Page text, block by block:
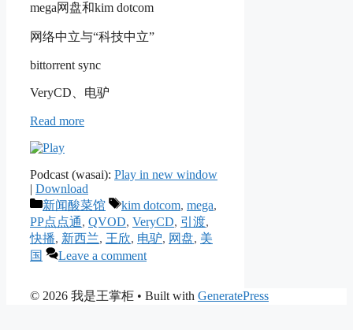
mega网盘和kim dotcom
网络中立与“科技中立”
bittorrent sync
VeryCD、电驴
Read more
Podcast (wasai): Play in new window
Download
Categories
新闻酸菜馆 Tags
kim dotcom, mega,
PP点点通, QVOD, VeryCD, 引渡,
快播, 新西兰, 王欣, 电驴, 网盘, 美
国
Leave a comment
© 2026 我是王掌柜 • Built with GeneratePress